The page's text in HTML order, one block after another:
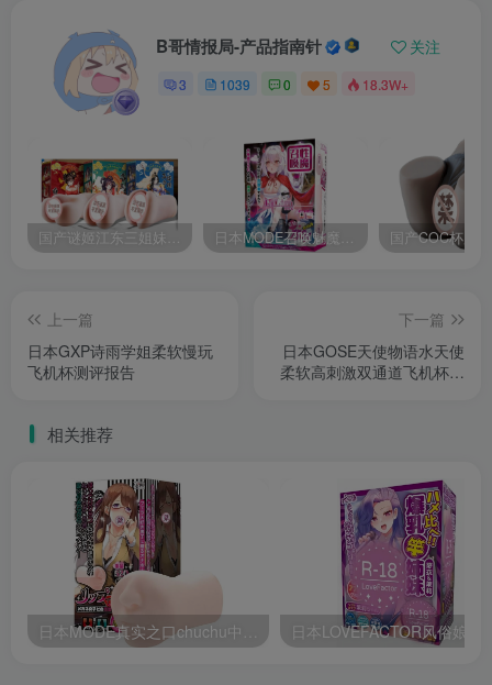
B哥情报局-产品指南针 关注
3 1039 0 5 18.3W+
国产谜姬江东三姐妹国潮飞机杯低中高刺激度全覆盖飞机杯测评报告 日本MODE召唤魅魔飞机杯高刺激榨汁姬名器倒模自慰器使用体验及测评报告
上一篇
日本GXP诗雨学姐柔软慢玩
飞机杯测评报告
下一篇
日本GOSE天使物语水天使
柔软高刺激双通道飞机杯测
相关推荐
日本MODE真实之口chuchu中刺激飞机杯测评报告